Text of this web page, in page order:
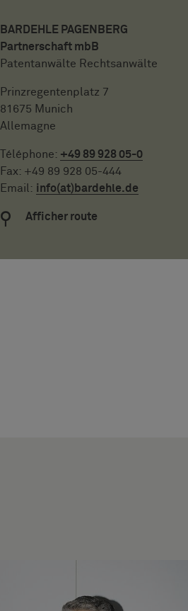
BARDEHLE PAGENBERG
Partnerschaft mbB
Patentanwälte Rechtsanwälte
Prinzregentenplatz 7
81675 Munich
Allemagne
Téléphone: +49 89 928 05-0
Fax: +49 89 928 05-444
Email: info(at)bardehle.de
Afficher route